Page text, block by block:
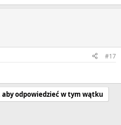
#17
odpowiedzieć w tym wątku